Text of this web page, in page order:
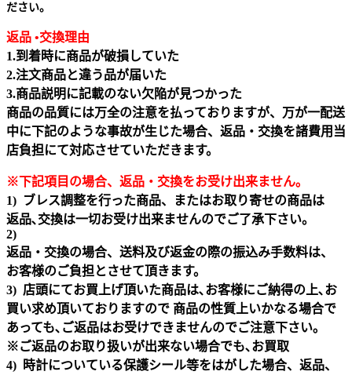
ださい。
返品 •交換理由
1.到着時に商品が破損していた
2.注文商品と違う品が届いた
3.商品説明に記載のない欠陥が見つかった
商品の品質には万全の注意を払っておりますが、万が一配送
中に下記のような事故が生じた場合、返品・交換を諸費用当
店負担にて対応させていただきます。
※下記項目の場合、返品・交換をお受け出来ません｡
1) ブレス調整を行った商品、またはお取り寄せの商品は
返品､交換は一切お受け出来ませんのでご了承下さい。
2)
返品・交換の場合、送料及び返金の際の振込み手数料は、
お客様のご負担とさせて頂きます。
3) 店頭にてお買上げ頂いた商品は､お客様にご納得の上､お
買い求め頂いておりますので 商品の性質上いかなる場合で
あっても､ご返品はお受けできませんのでご注意下さい｡
※ご返品のお取り扱いが出来ない場合でも､お買取
4) 時計についている保護シール等をはがした場合、返品、